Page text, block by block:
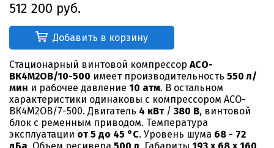
512 200 руб.
Добавить в корзину
Стационарный винтовой компрессор АСО-
ВК4М2ОВ/10-500 имеет производительность 550 л/
мин и рабочее давление 10 атм. В остальном
характеристики одинаковы с компрессором АСО-
ВК4М2ОВ/7-500. Двигатель 4 кВт/ 380 В, винтовой
блок с ременным приводом. Температура
эксплуатации от 5 до 45 °С. Уровень шума 68 - 72